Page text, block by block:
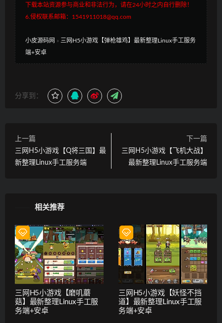
下载本站资源参与商业和非法行为，请在24小时之内自行删除！
6.侵权联系邮箱：1541911018@qq.com
小皮源码网 » 三网H5小游戏【弹枪雄鸡】最新整理Linux手工服务
端+安卓
分享到：
上一篇
三网H5小游戏【Q将三国】最
新整理Linux手工服务端
下一篇
三网H5小游戏【飞机大战】
最新整理Linux手工服务端
相关推荐
三网H5小游戏【磨叽蘑
菇】最新整理Linux手工服
务端+安卓
三网H5小游戏【妖怪不挡
道】最新整理Linux手工服
务端+安卓